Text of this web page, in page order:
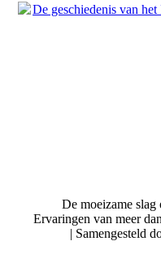
De geschiedenis van
De moeizame
Ervaringen van meer
| Samengesteld